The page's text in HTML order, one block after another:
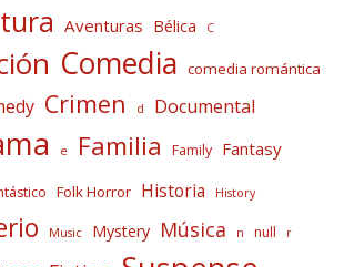
Aventuras Bélica C
Comedia comedia romántica
Crimen d Documental
e Familia Family Fantasy
Folk Horror Historia History
Music Mystery Música n null r